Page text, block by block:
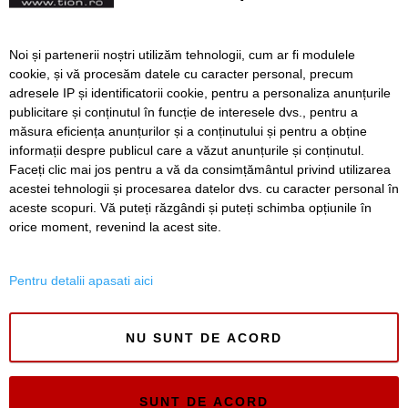
Când viața se-nvârte în
jurul baletului. Lupta unei
tinere pentru a-și menține
propria afacere, la 20 de ani
Înapoi Înainte
SERVICII Redactia
Folosinta Cookie-urilor
Noi și partenerii noștri utilizăm tehnologii, cum ar fi modulele
cookie, și vă procesăm datele cu caracter personal, precum
adresele IP și identificatorii cookie, pentru a personaliza anunțurile
publicitare și conținutul în funcție de interesele dvs., pentru a
măsura eficiența anunțurilor și a conținutului și pentru a obține
informații despre publicul care a văzut anunțurile și conținutul.
Faceți clic mai jos pentru a vă da consimțământul privind utilizarea
acestei tehnologii și procesarea datelor dvs. cu caracter personal în
aceste scopuri. Vă puteți răzgândi și puteți schimba opțiunile în
orice moment, revenind la acest site.
Pentru detalii apasati aici
NU SUNT DE ACORD
SUNT DE ACORD